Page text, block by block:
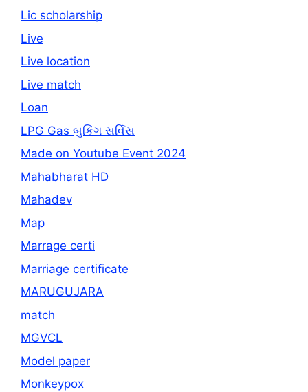
Lic scholarship
Live
Live location
Live match
Loan
LPG Gas બુકિંગ સર્વિસ
Made on Youtube Event 2024
Mahabharat HD
Mahadev
Map
Marrage certi
Marriage certificate
MARUGUJARA
match
MGVCL
Model paper
Monkeypox